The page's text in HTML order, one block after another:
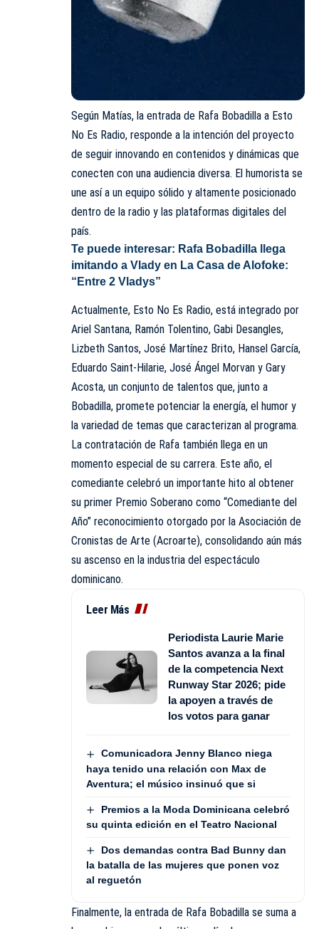
Según Matías, la entrada de Rafa Bobadilla a Esto
No Es Radio, responde a la intención del proyecto
de seguir innovando en contenidos y dinámicas que
conecten con una audiencia diversa. El humorista se
une así a un equipo sólido y altamente posicionado
dentro de la radio y las plataformas digitales del
país.
Te puede interesar: Rafa Bobadilla llega
imitando a Vlady en La Casa de Alofoke:
“Entre 2 Vladys”
Actualmente, Esto No Es Radio, está integrado por
Ariel Santana, Ramón Tolentino, Gabi Desangles,
Lizbeth Santos, José Martínez Brito, Hansel García,
Eduardo Saint-Hilarie, José Ángel Morvan y Gary
Acosta, un conjunto de talentos que, junto a
Bobadilla, promete potenciar la energía, el humor y
la variedad de temas que caracterizan al programa.
La contratación de Rafa también llega en un
momento especial de su carrera. Este año, el
comediante celebró un importante hito al obtener
su primer Premio Soberano como “Comediante del
Año” reconocimiento otorgado por la Asociación de
Cronistas de Arte (Acroarte), consolidando aún más
su ascenso en la industria del espectáculo
dominicano.
Leer Más
Periodista Laurie Marie
Santos avanza a la final
de la competencia Next
Runway Star 2026; pide
la apoyen a través de
los votos para ganar
Comunicadora Jenny Blanco niega
haya tenido una relación con Max de
Aventura; el músico insinuó que si
Premios a la Moda Dominicana celebró
su quinta edición en el Teatro Nacional
Dos demandas contra Bad Bunny dan
la batalla de las mujeres que ponen voz
al reguetón
Finalmente, la entrada de Rafa Bobadilla se suma a